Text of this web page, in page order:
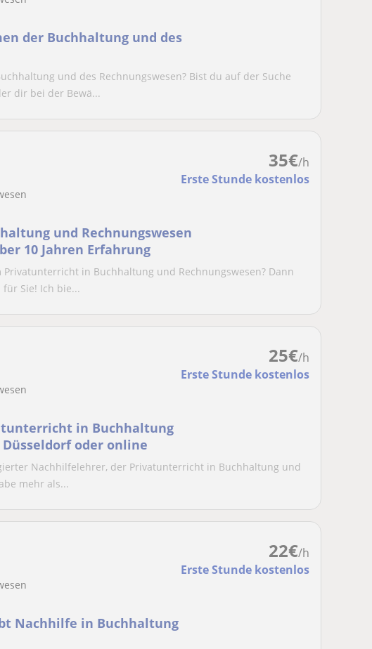
der Buchhaltung und des
und des Rechnungswesen? Bist du auf der Suche
dir bei der Bewä...
35€/h
Erste Stunde kostenlos
und Rechnungswesen
10 Jahren Erfahrung
Privatunterricht in Buchhaltung und Rechnungswesen? Dann
Sie! Ich bie...
25€/h
Erste Stunde kostenlos
in Buchhaltung
oder online
Nachhilfelehrer, der Privatunterricht in Buchhaltung und
mehr als...
22€/h
Erste Stunde kostenlos
Nachhilfe in Buchhaltung